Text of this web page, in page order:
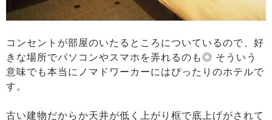
コンセントが部屋のいたるところについているので、好
きな場所でパソコンやスマホを弄れるのも◎ そういう
意味でも本当にノマドワーカーにはぴったりのホテルで
す。
古い建物だからか天井が低く上がり框で底上げがされて